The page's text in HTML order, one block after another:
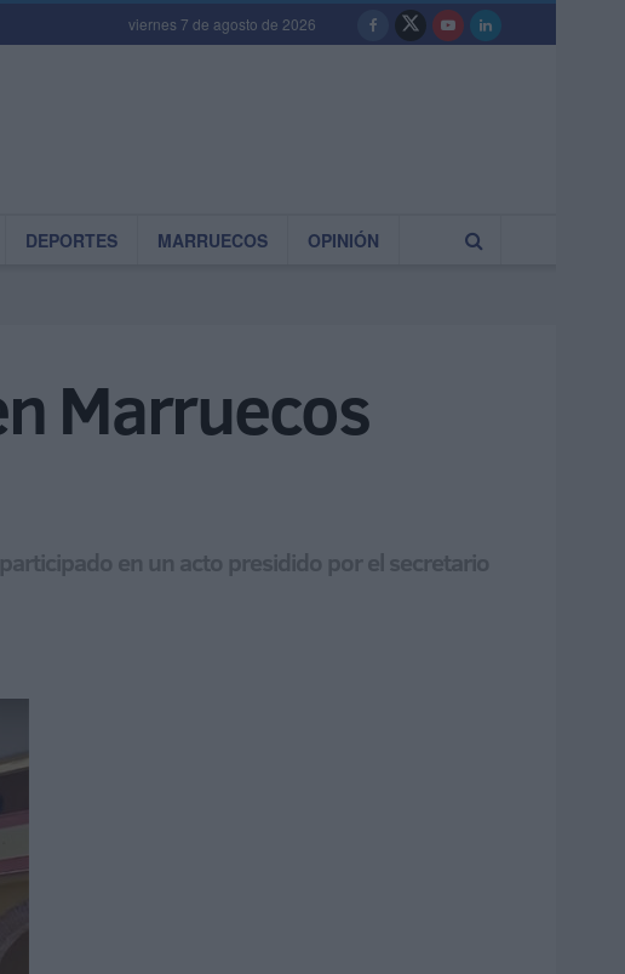
viernes 7 de agosto de 2026
DEPORTES MARRUECOS OPINIÓN
Marruecos
en un acto presidido por el secretario